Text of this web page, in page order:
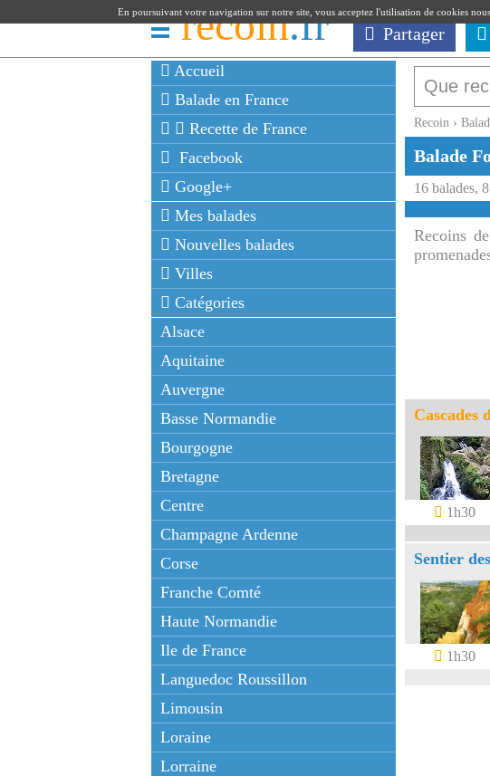
recoin.fr Partager
Accueil
Balade en France
Recette de France
Facebook
Google+
Mes balades
Nouvelles balades
Villes
Catégories
Alsace
Aquitaine
Auvergne
Basse Normandie
Bourgogne
Bretagne
Centre
Champagne Ardenne
Corse
Franche Comté
Haute Normandie
Ile de France
Languedoc Roussillon
Limousin
Loraine
Lorraine
Recoin ›
Balade
16 balades,
Recoins
Cascades
1h30
Sentier
1h30
En poursuivant votre navigation sur notre site, vous acceptez l'utilisation de cookies